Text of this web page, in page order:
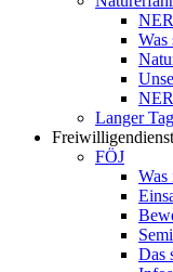
Was
Langer
FÖJ
Was
Das